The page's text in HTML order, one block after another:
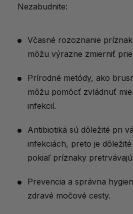
Nezabudnite:
Včasné rozoznanie
môžu výrazne zmierniť
Prírodné metódy, ako
môžu pomôcť zvládnuť
infekcií.
Antibiotiká sú dôležité pri
infekciách, preto je
pokiaľ príznaky
Prevencia a správna
zdravé močové cesty.